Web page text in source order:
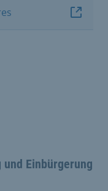
Einbürgerung